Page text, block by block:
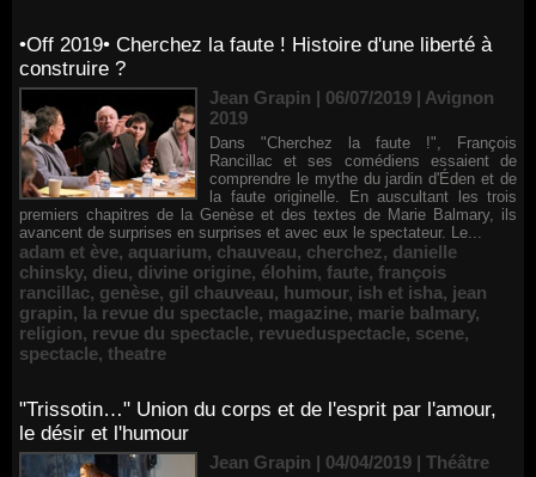
•Off 2019• Cherchez la faute ! Histoire d'une liberté à
construire ?
Jean Grapin | 06/07/2019 | Avignon
2019
Dans "Cherchez la faute !", François
Rancillac et ses comédiens essaient de
comprendre le mythe du jardin d'Éden et de
la faute originelle. En auscultant les trois
premiers chapitres de la Genèse et des textes de Marie Balmary, ils
avancent de surprises en surprises et avec eux le spectateur. Le...
adam et ève, aquarium, chauveau, cherchez, danielle
chinsky, dieu, divine origine, élohim, faute, françois
rancillac, genèse, gil chauveau, humour, ish et isha, jean
grapin, la revue du spectacle, magazine, marie balmary,
religion, revue du spectacle, revueduspectacle, scene,
spectacle, theatre
"Trissotin…" Union du corps et de l'esprit par l'amour,
le désir et l'humour
Jean Grapin | 04/04/2019 | Théâtre